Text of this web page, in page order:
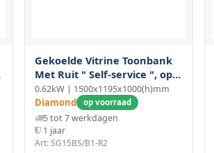
Gekoelde Vitrine Toonbank
Met Ruit " Self-service ", op
Sokkels
0.62kW | 1500x1195x1000(h)mm
Diamond op voorraad
5 tot 7 werkdagen
1 jaar
Art: SG15BS/B1-R2